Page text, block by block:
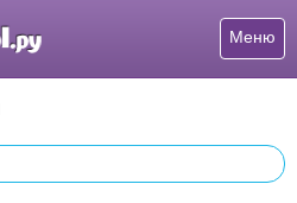
Меню